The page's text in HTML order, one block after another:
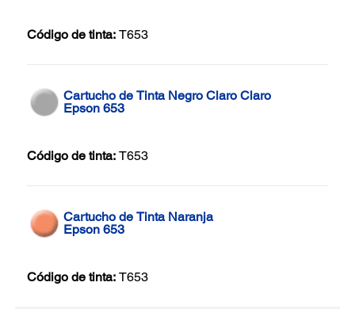
Código de tinta: T653
Cartucho de Tinta Negro Claro Claro
Epson 653
Código de tinta: T653
Cartucho de Tinta Naranja
Epson 653
Código de tinta: T653